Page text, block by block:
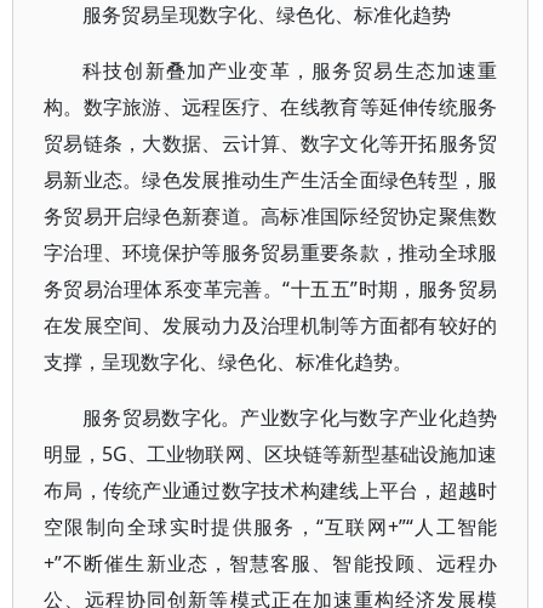
服务贸易呈现数字化、绿色化、标准化趋势
科技创新叠加产业变革，服务贸易生态加速重
构。数字旅游、远程医疗、在线教育等延伸传统服务
贸易链条，大数据、云计算、数字文化等开拓服务贸
易新业态。绿色发展推动生产生活全面绿色转型，服
务贸易开启绿色新赛道。高标准国际经贸协定聚焦数
字治理、环境保护等服务贸易重要条款，推动全球服
务贸易治理体系变革完善。“十五五”时期，服务贸易
在发展空间、发展动力及治理机制等方面都有较好的
支撑，呈现数字化、绿色化、标准化趋势。
服务贸易数字化。产业数字化与数字产业化趋势
明显，5G、工业物联网、区块链等新型基础设施加速
布局，传统产业通过数字技术构建线上平台，超越时
空限制向全球实时提供服务，“互联网+”“人工智能
+”不断催生新业态，智慧客服、智能投顾、远程办
公、远程协同创新等模式正在加速重构经济发展模